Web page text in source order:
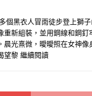
個黑衣人冒雨徒步登上獅
重新組裝，並用鋼線和鋼釘
晨光熹微，曖曖照在女神像
望黎 繼續閱讀